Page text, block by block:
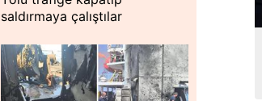
saldırmaya çalıştılar